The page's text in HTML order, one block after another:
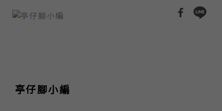
亭仔腳小編